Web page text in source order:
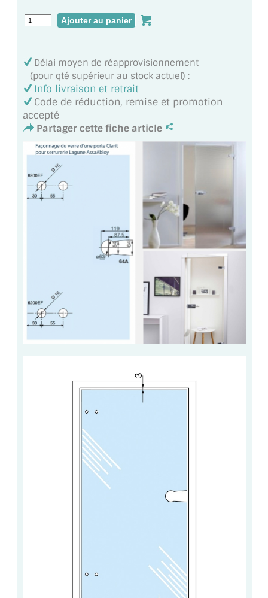
ACCESSOIRES & QUINCAILLERIE
VERRE
LES FIXATIONS POUR MIROIR
LES PROFILS PAROI DE VERRE
VITRINE EN VERRE
CONNECTEURS ET ASSEMBLAGE DE VERRES
PLATS ET CORNIÈRES
LES CHARNIÈRES DE PORTE EN VERRE
BOUTONS ET POIGNÉES
JOINTS D'ÉTANCHÉITÉS
FIXATION GARDES CORPS
SYSTÈMES COULISSANTS
ACCESSOIRES EN PROMOTIONS
EXEMPLES, RÉALISATIONS, INSPIRATIONS
A PROPOS DE LA LIVRAISON
Délai moyen de réapprovisionnement
(pour qté supérieur au stock actuel) :
Info livraison et retrait
Code de réduction, remise et promotion
accepté
Partager cette fiche article